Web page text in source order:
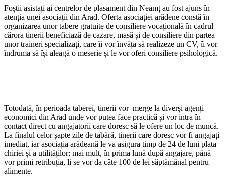
Foștii asistați ai centrelor de plasament din Neamț au fost ajuns în
atenția unei asociații din Arad. Oferta asociației arădene constă în
organizarea unor tabere gratuite de consiliere vocațională în cadrul
cărora tinerii beneficiază de cazare, masă și de consiliere din partea
unor traineri specializați, care îi vor învăța să realizeze un CV, îi vor
îndruma să își aleagă o meserie și le vor oferi consiliere psihologică.
Totodată, în perioada taberei, tinerii vor merge la diverși agenți
economici din Arad unde vor putea face practică și vor intra în
contact direct cu angajatorii care doresc să le ofere un loc de muncă.
La finalul celor șapte zile de tabără, tinerii care doresc vor fi angajați
imediat, iar asociația arădeană le va asigura timp de 24 de luni plata
chiriei și a utilităților; mai mult, în prima lună după angajare, până
vor primi retribuția, li se vor da câte 100 de lei săptămânal pentru
alimente.